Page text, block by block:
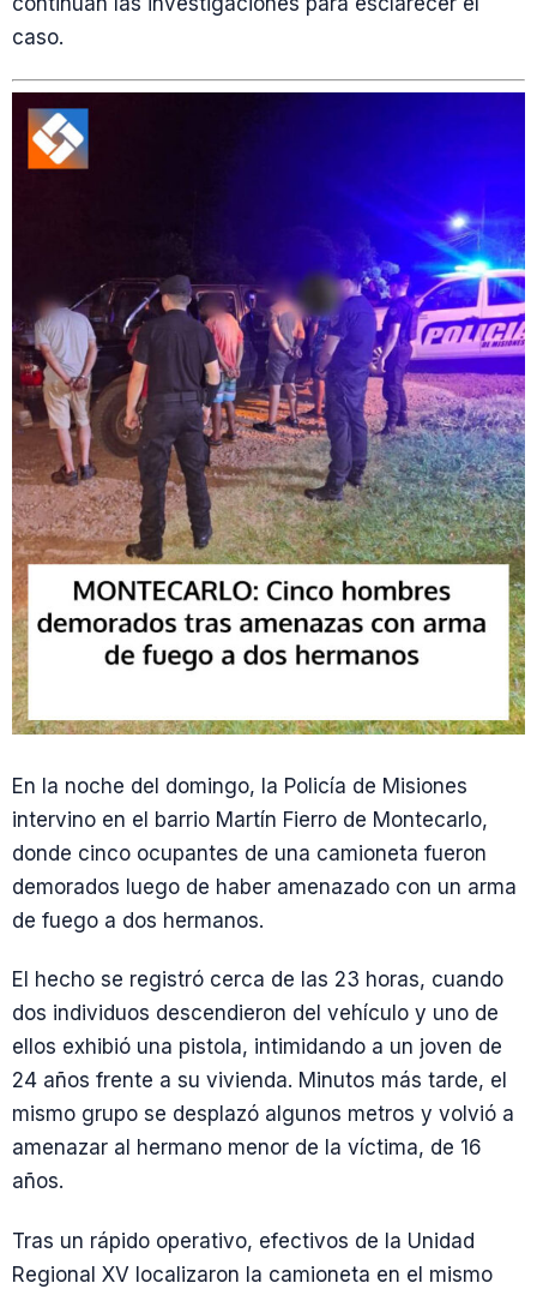
caso.
En la noche del domingo, la Policía de Misiones
intervino en el barrio Martín Fierro de Montecarlo,
donde cinco ocupantes de una camioneta fueron
demorados luego de haber amenazado con un arma
de fuego a dos hermanos.
El hecho se registró cerca de las 23 horas, cuando
dos individuos descendieron del vehículo y uno de
ellos exhibió una pistola, intimidando a un joven de
24 años frente a su vivienda. Minutos más tarde, el
mismo grupo se desplazó algunos metros y volvió a
amenazar al hermano menor de la víctima, de 16
años.
Tras un rápido operativo, efectivos de la Unidad
Regional XV localizaron la camioneta en el mismo